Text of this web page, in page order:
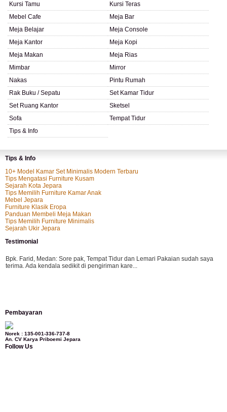
Kursi Tamu
Kursi Teras
Mebel Cafe
Meja Bar
Meja Belajar
Meja Console
Meja Kantor
Meja Kopi
Meja Makan
Meja Rias
Mimbar
Mirror
Nakas
Pintu Rumah
Rak Buku / Sepatu
Set Kamar Tidur
Set Ruang Kantor
Sketsel
Sofa
Tempat Tidur
Tips & Info
Tips & Info
10+ Model Kamar Set Minimalis Modern Terbaru
Tips Mengatasi Furniture Kusam
Sejarah Kota Jepara
Tips Memilih Furniture Kamar Anak
Mebel Jepara
Furniture Klasik Eropa
Panduan Membeli Meja Makan
Tips Memilih Furniture Minimalis
Sejarah Ukir Jepara
Testimonial
Bpk. Farid, Medan: Sore pak, Tempat Tidur dan Lemari Pakaian sudah saya
terima. Ada kendala sedikit di pengiriman kare...
kursi teras saya sudah saya terima dan p...
Pembayaran
Norek : 135-001-336-737-8
An. CV Karya Priboemi Jepara
Follow Us